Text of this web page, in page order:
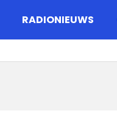
RADIONIEUWS